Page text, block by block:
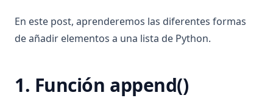
En este post, aprenderemos las diferentes formas
de añadir elementos a una lista de Python.
1. Función append()